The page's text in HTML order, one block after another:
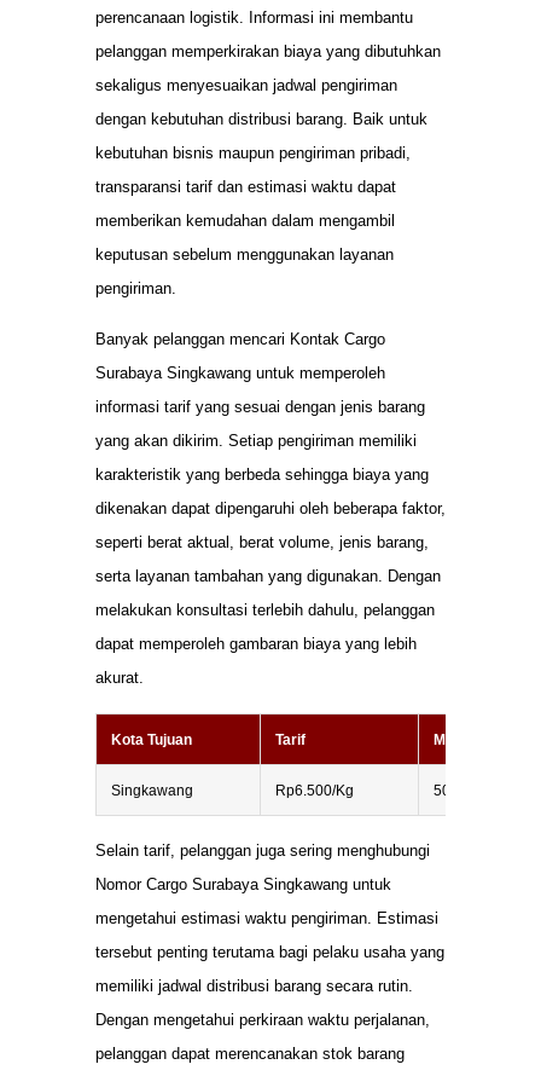
perencanaan logistik. Informasi ini membantu
pelanggan memperkirakan biaya yang dibutuhkan
sekaligus menyesuaikan jadwal pengiriman
dengan kebutuhan distribusi barang. Baik untuk
kebutuhan bisnis maupun pengiriman pribadi,
transparansi tarif dan estimasi waktu dapat
memberikan kemudahan dalam mengambil
keputusan sebelum menggunakan layanan
pengiriman.
Banyak pelanggan mencari Kontak Cargo
Surabaya Singkawang untuk memperoleh
informasi tarif yang sesuai dengan jenis barang
yang akan dikirim. Setiap pengiriman memiliki
karakteristik yang berbeda sehingga biaya yang
dikenakan dapat dipengaruhi oleh beberapa faktor,
seperti berat aktual, berat volume, jenis barang,
serta layanan tambahan yang digunakan. Dengan
melakukan konsultasi terlebih dahulu, pelanggan
dapat memperoleh gambaran biaya yang lebih
akurat.
Kota Tujuan Tarif Minimum Berat
Singkawang Rp6.500/Kg 50 Kg
Selain tarif, pelanggan juga sering menghubungi
Nomor Cargo Surabaya Singkawang untuk
mengetahui estimasi waktu pengiriman. Estimasi
tersebut penting terutama bagi pelaku usaha yang
memiliki jadwal distribusi barang secara rutin.
Dengan mengetahui perkiraan waktu perjalanan,
pelanggan dapat merencanakan stok barang